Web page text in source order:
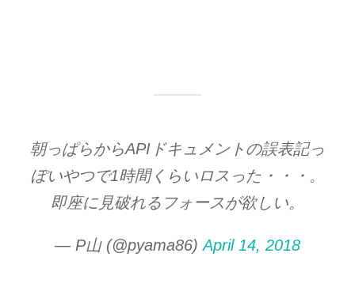
朝っぱらからAPIドキュメントの誤表記っ
ぽいやつで1時間くらいロスった・・・。
即座に見破れるフォースが欲しい。
— P山 (@pyama86)April 14, 2018